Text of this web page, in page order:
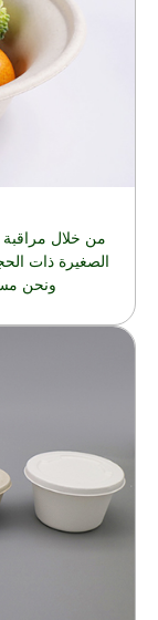
من خلال مراقبة
الصغيرة ذات
ونحن